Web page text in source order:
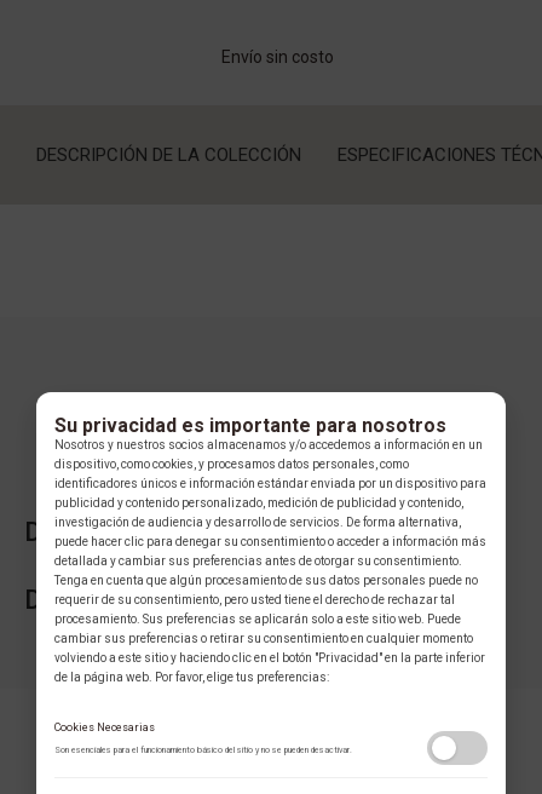
Envío sin costo
DESCRIPCIÓN DE LA COLECCIÓN ESPECIFICACIONES
DESCRIPCIÓN DE LA COLECCIÓN
DESCRIPCIÓN DE LA MARCA
Su privacidad es importante para nosotros
Nosotros y nuestros socios almacenamos y/o accedemos a información en un
dispositivo, como cookies, y procesamos datos personales, como
identificadores únicos e información estándar enviada por un dispositivo para
publicidad y contenido personalizado, medición de publicidad y contenido,
investigación de audiencia y desarrollo de servicios. De forma alternativa,
puede hacer clic para denegar su consentimiento o acceder a información más
detallada y cambiar sus preferencias antes de otorgar su consentimiento.
Tenga en cuenta que algún procesamiento de sus datos personales puede no
requerir de su consentimiento, pero usted tiene el derecho de rechazar tal
procesamiento. Sus preferencias se aplicarán solo a este sitio web. Puede
cambiar sus preferencias o retirar su consentimiento en cualquier momento
volviendo a este sitio y haciendo clic en el botón "Privacidad" en la parte inferior
de la página web. Por favor, elige tus preferencias:
Cookies Necesarias
Son esenciales para el funcionamiento básico del sitio y no se pueden desactivar.